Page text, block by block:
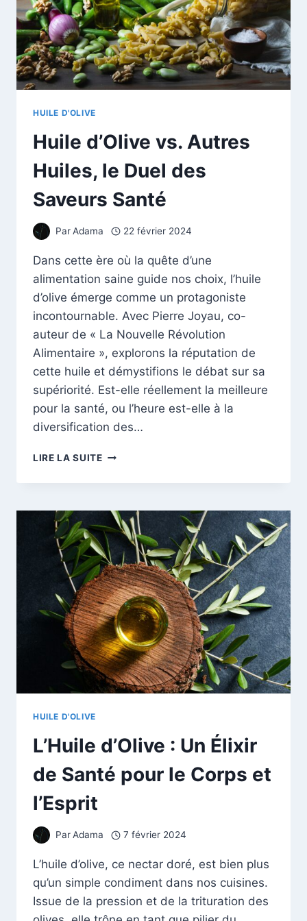
HUILE D'OLIVE
Huile d’Olive vs. Autres
Huiles, le Duel des
Saveurs Santé
ParAdama 22 février 2024
Dans cette ère où la quête d’une
alimentation saine guide nos choix, l’huile
d’olive émerge comme un protagoniste
incontournable. Avec Pierre Joyau, co-
auteur de « La Nouvelle Révolution
Alimentaire », explorons la réputation de
cette huile et démystifions le débat sur sa
supériorité. Est-elle réellement la meilleure
pour la santé, ou l’heure est-elle à la
diversification des…
LIRE LA SUITEHUILE
VS.
HUILES,
LE
DUEL
DES
SAVEURS
SANTÉ
HUILE D'OLIVE
L’Huile d’Olive : Un Élixir
de Santé pour le Corps et
l’Esprit
ParAdama 7 février 2024
L’huile d’olive, ce nectar doré, est bien plus
qu’un simple condiment dans nos cuisines.
Issue de la pression et de la trituration des